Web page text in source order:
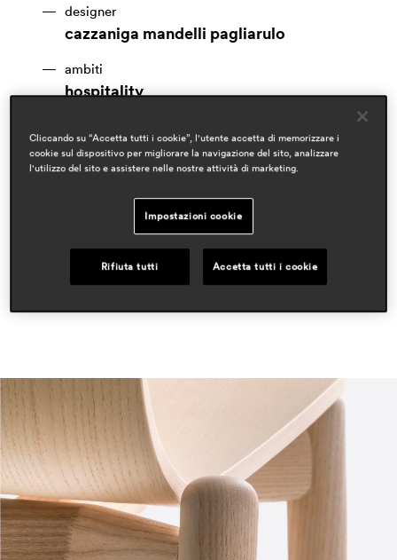
designer
cazzaniga mandelli pagliarulo
ambiti
hospitality
rassegna stampa
nov 2025, italy
proyecto contract
Cliccando su “Accetta tutti i cookie”, l'utente accetta di memorizzare i
cookie sul dispositivo per migliorare la navigazione del sito, analizzare
l'utilizzo del sito e assistere nelle nostre attività di marketing.
Impostazioni cookie
Rifiuta tutti Accetta tutti i cookie